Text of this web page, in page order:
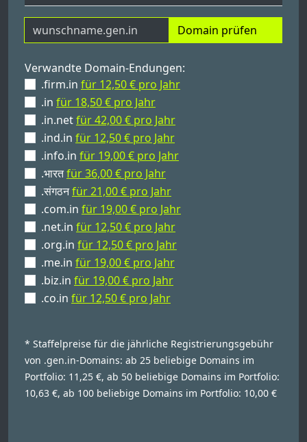
Domain prüfen
Verwandte Domain-Endungen:
.firm.in für 12,50 € pro Jahr
.in für 18,50 € pro Jahr
.in.netfür 42,00 € pro Jahr
.ind.in für 12,50 € pro Jahr
.info.in für 19,00 € pro Jahr
.भारतfür 36,00 € pro Jahr
.संगठनfür 21,00 € pro Jahr
.com.in für 19,00 € pro Jahr
.net.in für 12,50 € pro Jahr
.org.in für 12,50 € pro Jahr
.me.in für 19,00 € pro Jahr
.biz.in für 19,00 € pro Jahr
.co.in für 12,50 € pro Jahr
* Staffelpreise für die jährliche Registrierungsgebühr
von .gen.in-Domains: ab 25 beliebige Domains im
Portfolio: 11,25 €, ab 50 beliebige Domains im Portfolio:
10,63 €, ab 100 beliebige Domains im Portfolio: 10,00 €